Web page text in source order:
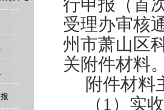
行申报（首
受理办审核
州市萧山区
关附件材料
附件材料
（1）实